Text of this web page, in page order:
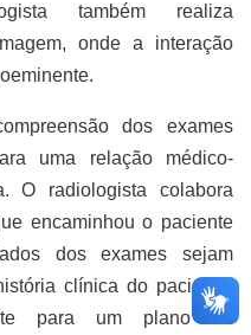
também realiza
onde a interação
dos exames
uma relação médico-
O radiologista colabora
encaminhou o paciente
dos exames sejam
clínica do paciente,
para um plano de